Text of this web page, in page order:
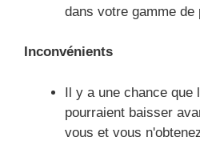
dans votre gamme de
Inconvénients
Il y a une chance que
pourraient baisser
vous et vous